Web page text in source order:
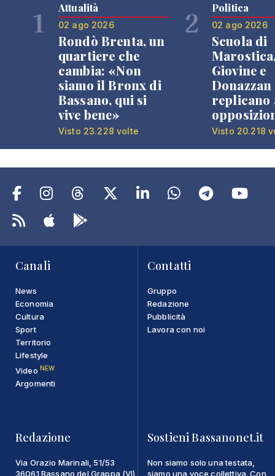
1 Attualità
02 ago 2026
Rondò Brenta, un
quartiere che
cambia: «Non
siamo il Bronx di
Bassano, qui si
vive bene»
Visto 23.228 volte
2 Politica
02 ago 2026
Scuola di
Giovine e
Donazzan
replicano
Visto 20.218
Canali
News
Economia
Cultura
Sport
Territorio
Lifestyle
Video NEW
Argomenti
Contatti
Gruppo
Redazione
Pubblicità
Lavora con noi
Redazione
Via Orazio Marinali, 51/53
36061 Bassano del Grappa (VI)
Sostieni Bassanonet.it
Non siamo solo una testata,
siamo una voce collettiva. Con